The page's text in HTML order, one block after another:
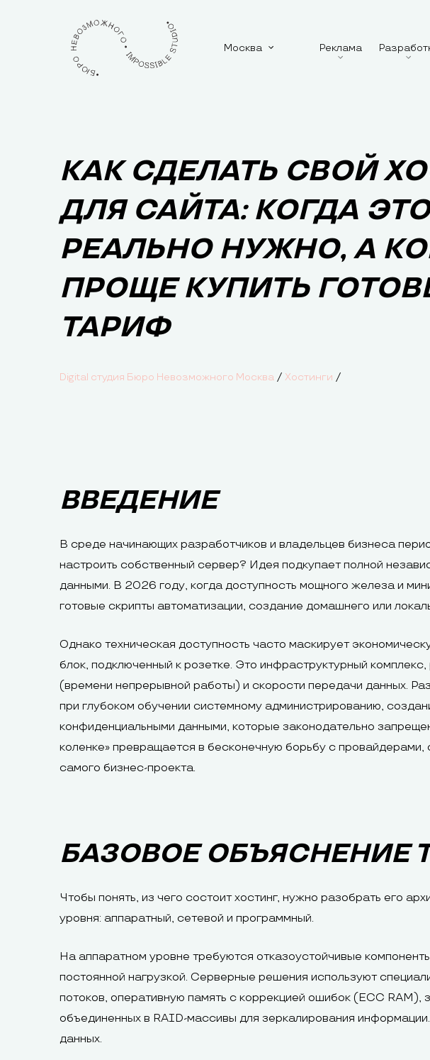
Москва Реклама
КАК СДЕЛАТЬ СВОЙ
ДЛЯ САЙТА: КОГДА ЭТО
РЕАЛЬНО НУЖНО, А
ПРОЩЕ КУПИТЬ
ТАРИФ
Digital студия Бюро Невозможного Москва / Хостинги /
ВВЕДЕНИЕ
В среде начинающих разработчиков и владельцев бизнеса
настроить собственный сервер? Идея подкупает полной
данными. В 2026 году, когда доступность мощного железа и
готовые скрипты автоматизации, создание домашнего или
Однако техническая доступность часто маскирует
блок, подключенный к розетке. Это инфраструктурный
(времени непрерывной работы) и скорости передачи данных.
при глубоком обучении системному администрированию,
конфиденциальными данными, которые законодательно
коленке» превращается в бесконечную борьбу с
самого бизнес-проекта.
БАЗОВОЕ ОБЪЯСНЕНИЕ
Чтобы понять, из чего состоит хостинг, нужно разобрать его
уровня: аппаратный, сетевой и программный.
На аппаратном уровне требуются отказоустойчивые
постоянной нагрузкой. Серверные решения используют
потоков, оперативную память с коррекцией ошибок (ECC
объединенных в RAID-массивы для зеркалирования
данных.